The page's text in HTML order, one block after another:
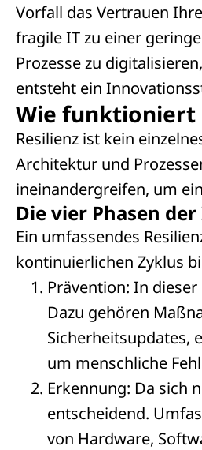
Vorfall das Vertrauen
fragile IT zu einer
Prozesse zu
entsteht ein
Wie funktioniert
Resilienz ist kein
Architektur und
ineinandergreifen, um
Die vier Phasen
Ein umfassendes
kontinuierlichen Zyklus
Prävention: In
Dazu gehören
Sicherheitsupdates,
um menschliche
Erkennung: Da sich
entscheidend.
von Hardware,